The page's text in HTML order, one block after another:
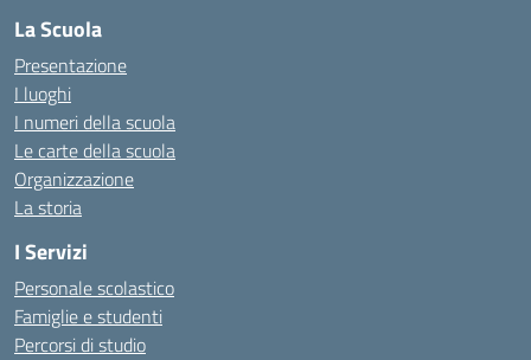
La Scuola
Presentazione
I luoghi
I numeri della scuola
Le carte della scuola
Organizzazione
La storia
I Servizi
Personale scolastico
Famiglie e studenti
Percorsi di studio